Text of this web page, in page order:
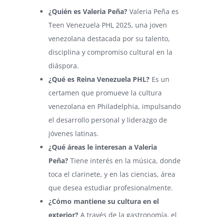
¿Quién es Valeria Peña? Valeria Peña es
Teen Venezuela PHL 2025, una joven
venezolana destacada por su talento,
disciplina y compromiso cultural en la
diáspora.
¿Qué es Reina Venezuela PHL? Es un
certamen que promueve la cultura
venezolana en Philadelphia, impulsando
el desarrollo personal y liderazgo de
jóvenes latinas.
¿Qué áreas le interesan a Valeria
Peña? Tiene interés en la música, donde
toca el clarinete, y en las ciencias, área
que desea estudiar profesionalmente.
¿Cómo mantiene su cultura en el
exterior? A través de la gastronomía, el